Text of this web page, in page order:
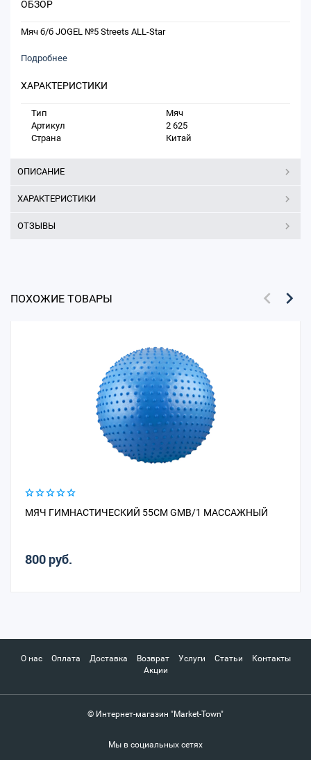
ОБЗОР
Мяч б/б JOGEL №5 Streets ALL-Star
Подробнее
ХАРАКТЕРИСТИКИ
Тип
Мяч
Артикул
2 625
Страна
Китай
ОПИСАНИЕ
ХАРАКТЕРИСТИКИ
ОТЗЫВЫ
ПОХОЖИЕ ТОВАРЫ
МЯЧ ГИМНАСТИЧЕСКИЙ 55СМ GMB/1 МАССАЖНЫЙ
800 руб.
О нас Оплата Доставка Возврат Услуги Статьи
Контакты
Акции
© Интернет-магазин "Market-Town"
Мы в социальных сетях